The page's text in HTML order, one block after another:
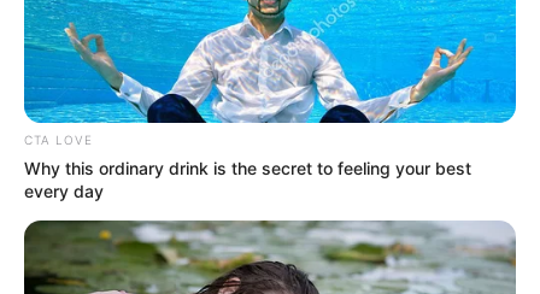
CTA LOVE
Why this ordinary drink is the secret to feeling your best
every day